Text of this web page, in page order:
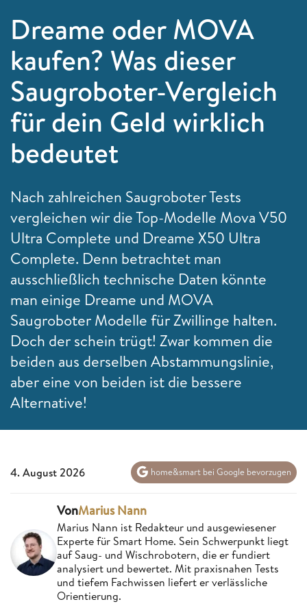
Dreame oder MOVA
kaufen? Was dieser
Saugroboter-Vergleich
für dein Geld wirklich
bedeutet
Nach zahlreichen Saugroboter Tests
vergleichen wir die Top-Modelle Mova V50
Ultra Complete und Dreame X50 Ultra
Complete. Denn betrachtet man
ausschließlich technische Daten könnte
man einige Dreame und MOVA
Saugroboter Modelle für Zwillinge halten.
Doch der schein trügt! Zwar kommen die
beiden aus derselben Abstammungslinie,
aber eine von beiden ist die bessere
Alternative!
4. August 2026 home&smart bei Google bevorzugen
VonMarius Nann
Marius Nann ist Redakteur und ausgewiesener
Experte für Smart Home. Sein Schwerpunkt liegt
auf Saug- und Wischrobotern, die er fundiert
analysiert und bewertet. Mit praxisnahen Tests
und tiefem Fachwissen liefert er verlässliche
Orientierung.